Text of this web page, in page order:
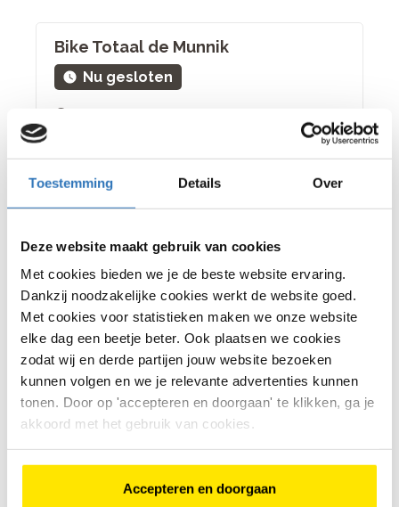
Toestemming Details Over
Deze website maakt gebruik van cookies
Met cookies bieden we je de beste website ervaring.
Dankzij noodzakelijke cookies werkt de website goed.
Met cookies voor statistieken maken we onze website
elke dag een beetje beter. Ook plaatsen we cookies
zodat wij en derde partijen jouw website bezoeken
kunnen volgen en we je relevante advertenties kunnen
tonen. Door op 'accepteren en doorgaan' te klikken, ga je
akkoord met het gebruik van cookies.
Accepteren en doorgaan
Bike Totaal de Munnik
Nu gesloten
Korte Achterzijde 6 8302 DZ Emmeloord
Kies een andere winkel
Kies een datum en tijd
Kies een dag
Selecteer een dag
Kies een moment
De tijdsloten konden niet worden opgehaald,
probeer het opnieuw met een andere winkel of
datum.